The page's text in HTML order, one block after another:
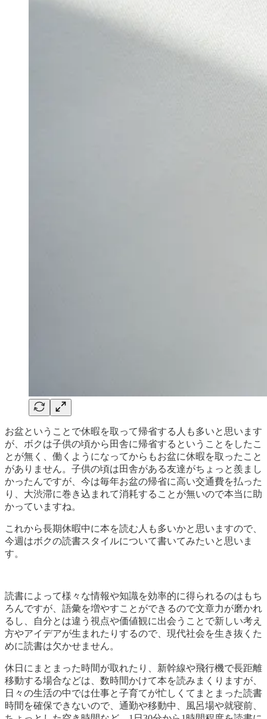
お盆ということで休暇を取って帰省する人も多いと思います
が、ボクは子供の頃から田舎に帰省するということをしたこ
とが無く、働くようになってからもお盆に休暇を取ったこと
がありません。子供の頃は田舎がある友達がちょっと羨まし
かったんですが、今は毎年お盆の帰省に高い交通費を払った
り、大渋滞に巻き込まれて消耗することが無いので本当に助
かっていますね。
これから長期休暇中に本を読む人も多いかと思いますので、
今週はボクの読書スタイルについて書いてみたいと思いま
す。
読書によって様々な情報や知識を効率的に得られるのはもち
ろんですが、語彙を増やすことができるので文章力が磨かれ
るし、自分とは違う視点や価値観に出会うことで新しい考え
方やアイデアが生まれたりするので、現代社会を生き抜くた
めに読書は欠かせません。
休日にまとまった時間が取れたり、新幹線や飛行機で長距離
移動する場合などは、数時間かけて本を読みまくりますが、
日々の生活の中では仕事と子育てが忙しくてまとまった読書
時間を確保できないので、通勤や移動中、風呂場や就寝前、